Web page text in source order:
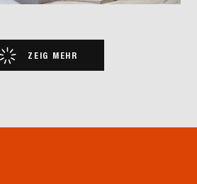
ZEIG MEHR